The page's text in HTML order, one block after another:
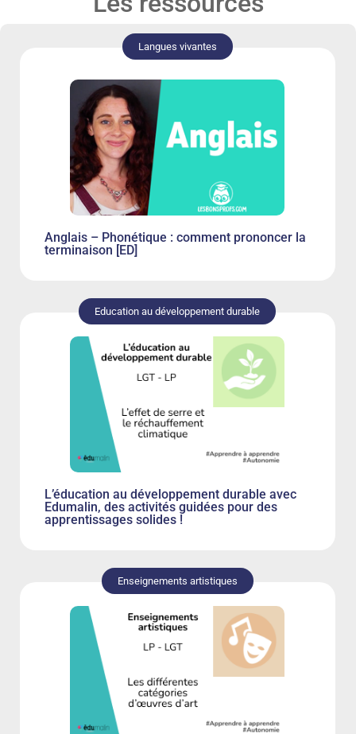
Langues vivantes
Anglais – Phonétique : comment prononcer la
terminaison [ED]
Education au développement durable
L’éducation au développement durable avec
Edumalin, des activités guidées pour des
apprentissages solides !
Enseignements artistiques